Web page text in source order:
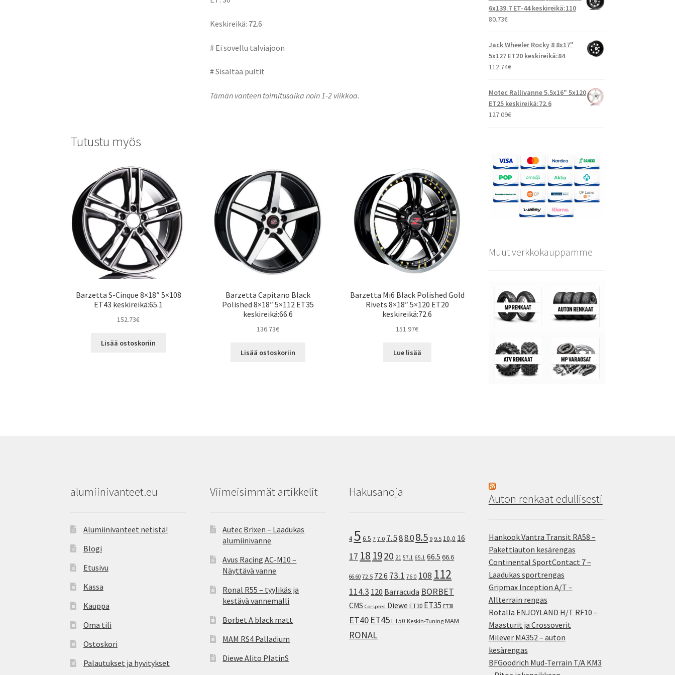
Keskireikä: 72.6
# Ei sovellu talviajoon
# Sisältää pultit
Tämän vanteen toimitusaika noin 1-2 viikkoa.
Tutustu myös
Barzetta S-Cinque 8×18″ 5×108
ET43 keskireikä:65.1
152.73€
Lisää ostoskoriin
Barzetta Capitano Black
Polished 8×18″ 5×112 ET35
keskireikä:66.6
136.73€
Lisää ostoskoriin
Barzetta Mi6 Black Polished Gold
Rivets 8×18″ 5×120 ET20
keskireikä:72.6
151.97€
Lue lisää
6x139.7 ET-44 keskireikä:110
80.73€
Jack Wheeler Rocky 8 8x17"
5x127 ET20 keskireikä:84
112.74€
Motec Rallivanne 5.5x16" 5x120
ET25 keskireikä:72.6
127.09€
Muut verkkokauppamme
alumiinivanteet.eu
Alumiinivanteet netistä!
Blogi
Etusivu
Kassa
Kauppa
Oma tili
Ostoskori
Palautukset ja hyvitykset
Viimeisimmät artikkelit
Autec Brixen – Laadukas
alumiinivanne
Avus Racing AC-M10 –
Näyttävä vanne
Ronal R55 – tyylikäs ja
kestävä vannemalli
Borbet A black matt
MAM RS4 Palladium
Diewe Alito PlatinS
Hakusanoja
4 5 6.5 7 7.0 7.588.08.5 9 9.5 10,0 16
17 18 1920 21 57.1 65.1 66.5 66.6
66.60 72.5 72.6 73.1 76.0 108 112
114.3 120 Barracuda BORBET
CMS Corspeed Diewe ET30 ET35 ET38
ET40 ET45ET50 Keskin-Tuning MAM
RONAL
Auton renkaat edullisesti
Hankook Vantra Transit RA58 –
Pakettiauton kesärengas
Continental SportContact 7 –
Laadukas sportrengas
Gripmax Inception A/T –
Allterrain rengas
Rotalla ENJOYLAND H/T RF10 –
Maasturit ja Crossoverit
Milever MA352 – auton
kesärengas
BFGoodrich Mud-Terrain T/A KM3